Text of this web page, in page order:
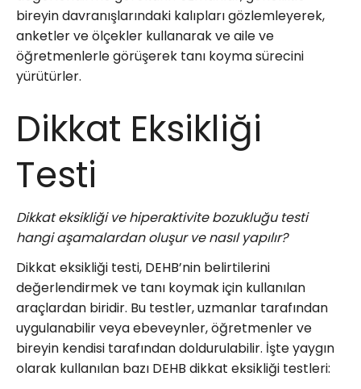
bireyin davranışlarındaki kalıpları gözlemleyerek,
anketler ve ölçekler kullanarak ve aile ve
öğretmenlerle görüşerek tanı koyma sürecini
yürütürler.
Dikkat Eksikliği
Testi
Dikkat eksikliği ve hiperaktivite bozukluğu testi
hangi aşamalardan oluşur ve nasıl yapılır?
Dikkat eksikliği testi, DEHB’nin belirtilerini
değerlendirmek ve tanı koymak için kullanılan
araçlardan biridir. Bu testler, uzmanlar tarafından
uygulanabilir veya ebeveynler, öğretmenler ve
bireyin kendisi tarafından doldurulabilir. İşte yaygın
olarak kullanılan bazı DEHB dikkat eksikliği testleri: